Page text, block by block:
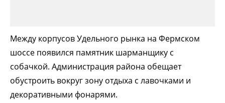
Между корпусов Удельного рынка на Фермском
шоссе появился памятник шарманщику с
собачкой. Администрация района обещает
обустроить вокруг зону отдыха с лавочками и
декоративными фонарями.